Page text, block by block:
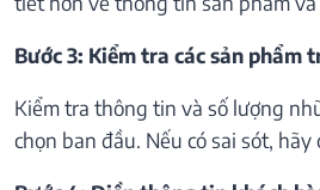
Bước 3: Kiểm tra các sản phẩm
Kiểm tra thông tin và số lượng
chọn ban đầu. Nếu có sai sót,